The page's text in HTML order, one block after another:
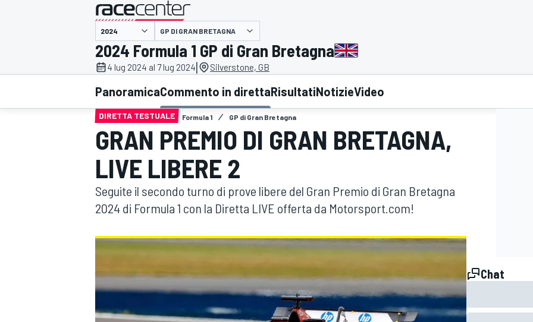
MOTOGP WEC
WRC
presentato da
GP DI GRAN BRETAGNA
2024 Formula 1 GP di Gran Bretagna
4 lug 2024 al 7 lug 2024| Silverstone, GB
PanoramicaCommento in direttaRisultatiNotizieVideo
DIRETTA TESTUALE Formula 1 GP di Gran Bretagna
GRAN PREMIO DI GRAN BRETAGNA,
LIVE LIBERE 2
Seguite il secondo turno di prove libere del Gran Premio di Gran Bretagna
2024 di Formula 1 con la Diretta LIVE offerta da Motorsport.com!
Chat